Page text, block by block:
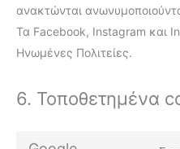
ανακτώνται
Τα Facebook, Instagram και
Ηνωμένες Πολιτείες.
6. Τοποθετημένα